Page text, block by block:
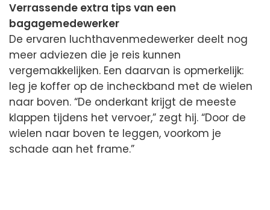
Verrassende extra tips van een
bagagemedewerker
De ervaren luchthavenmedewerker deelt nog
meer adviezen die je reis kunnen
vergemakkelijken. Een daarvan is opmerkelijk:
leg je koffer op de incheckband met de wielen
naar boven. “De onderkant krijgt de meeste
klappen tijdens het vervoer,” zegt hij. “Door de
wielen naar boven te leggen, voorkom je
schade aan het frame.”